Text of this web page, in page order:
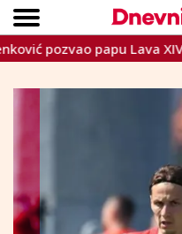
Copyright ©
papu Lava XIV. u